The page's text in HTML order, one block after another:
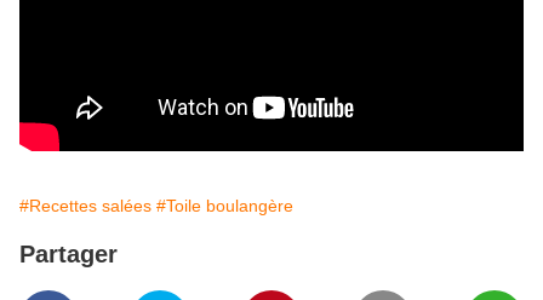
#Recettes salées #Toile boulangère
Partager